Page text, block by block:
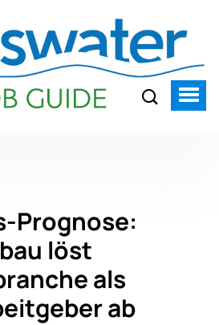
Prognose:
löst
als
ab